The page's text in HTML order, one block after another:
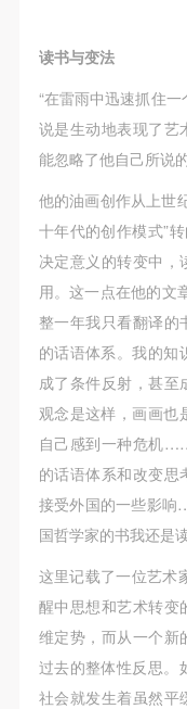
读书与变法
“在雷雨中迅速抓住
说是生动地表现了艺
能忽略了他自己所说
他的油画创作从上世
十年代的创作模式”
决定意义的转变中
用。这一点在他的文
整一年我只看翻译的
的话语体系。我的知
成了条件反射，甚
观念是这样，画画也
自己感到一种危机
的话语体系和改变
接受外国的一些影响
国哲学家的书我还是
这里记载了一位艺术
醒中思想和艺术转变
维定势，而从一个新
过去的整体性反思。
社会就发生着虽然平
失。活动中任何非
中央美术学院美术
根据《中华人民共
民法通则》以及 最
人民共和国民法通
有关规定，为明确
方）的权利义务关
带有甲方肖像的作
一、 一般约定
（1）、甲方为本
肖像权许可乙方作
途。
（2）、乙方中央
性、专业性、国际
院美术馆与时代同
术的空间氛围，竭
和观众进行良好互
极策划国际、国内
共教育活动，为美
提供一个交流、学
单位，其开展的公
失。活动中任何非
中央美术学院美术
根据《中华人民共
民法通则》以及 最
人民共和国民法通
有关规定，为明确
方）的权利义务关
带有甲方肖像的作
一、 一般约定
（1）、甲方为本
肖像权许可乙方作
途。
（2）、乙方中央
性、专业性、国际
院美术馆与时代同
术的空间氛围，竭
和观众进行良好互
极策划国际、国内
共教育活动，为美
提供一个交流、学
单位，其开展的公
失。活动中任何非
中央美术学院美术
根据《中华人民共
民法通则》以及 最
人民共和国民法通
有关规定，为明确
方）的权利义务关
带有甲方肖像的作
一、 一般约定
（1）、甲方为本
肖像权许可乙方作
途。
（2）、乙方中央
性、专业性、国际
院美术馆与时代同
术的空间氛围，竭
和观众进行良好互
极策划国际、国内
共教育活动，为美
提供一个交流、学
单位，其开展的公